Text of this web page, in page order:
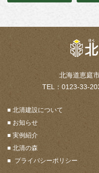
北海道恵庭
TEL：0123-33-
北清建設について
お知らせ
実例紹介
北清の森
プライバシーポリシー